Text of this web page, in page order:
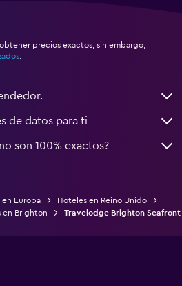
precios exactos, sin embargo,
de datos para ti
son 100% exactos?
en Europa
Hoteles en Reino Unido
en Brighton Travelodge Brighton Seafront